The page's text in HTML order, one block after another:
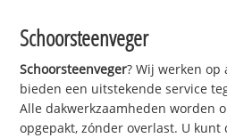
Schoorsteenveger
Schoorsteenveger? Wij werken
bieden een uitstekende service
Alle dakwerkzaamheden worden
opgepakt, zónder overlast. U